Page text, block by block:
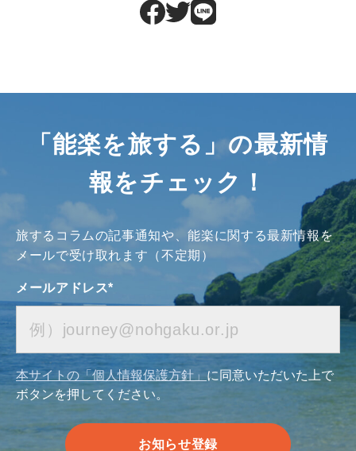
「能楽を旅する」の最新情
報をチェック！
旅するコラムの記事通知や、能楽に関する最新情報を
メールで受け取れます（不定期）
メールアドレス*
本サイトの「個人情報保護方針」に同意いただいた上で
ボタンを押してください。